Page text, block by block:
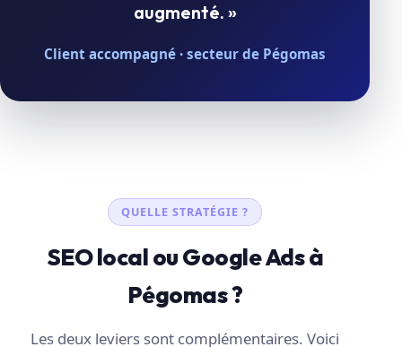
augmenté. »
Client accompagné · secteur de Pégomas
QUELLE STRATÉGIE ?
SEO local ou Google Ads à
Pégomas ?
Les deux leviers sont complémentaires. Voici